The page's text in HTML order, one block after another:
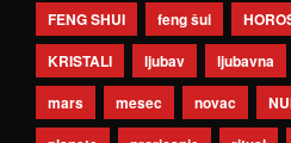
FENG SHUI
feng šui
KRISTALI
ljubav ljubavna
mars
mesec novac